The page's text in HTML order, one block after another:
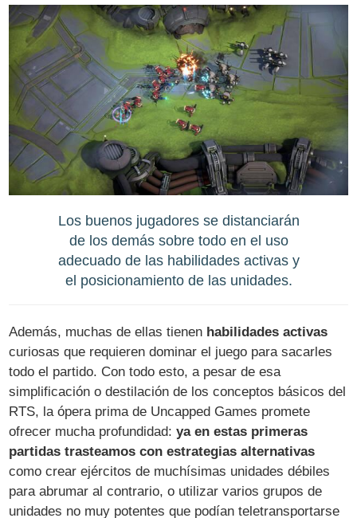
Los buenos jugadores se distanciarán
de los demás sobre todo en el uso
adecuado de las habilidades activas y
el posicionamiento de las unidades.
Además, muchas de ellas tienen habilidades activas
curiosas que requieren dominar el juego para sacarles
todo el partido. Con todo esto, a pesar de esa
simplificación o destilación de los conceptos básicos del
RTS, la ópera prima de Uncapped Games promete
ofrecer mucha profundidad:ya en estas primeras
partidas trasteamos con estrategias alternativas
como crear ejércitos de muchísimas unidades débiles
para abrumar al contrario, o utilizar varios grupos de
unidades no muy potentes que podían teletransportarse